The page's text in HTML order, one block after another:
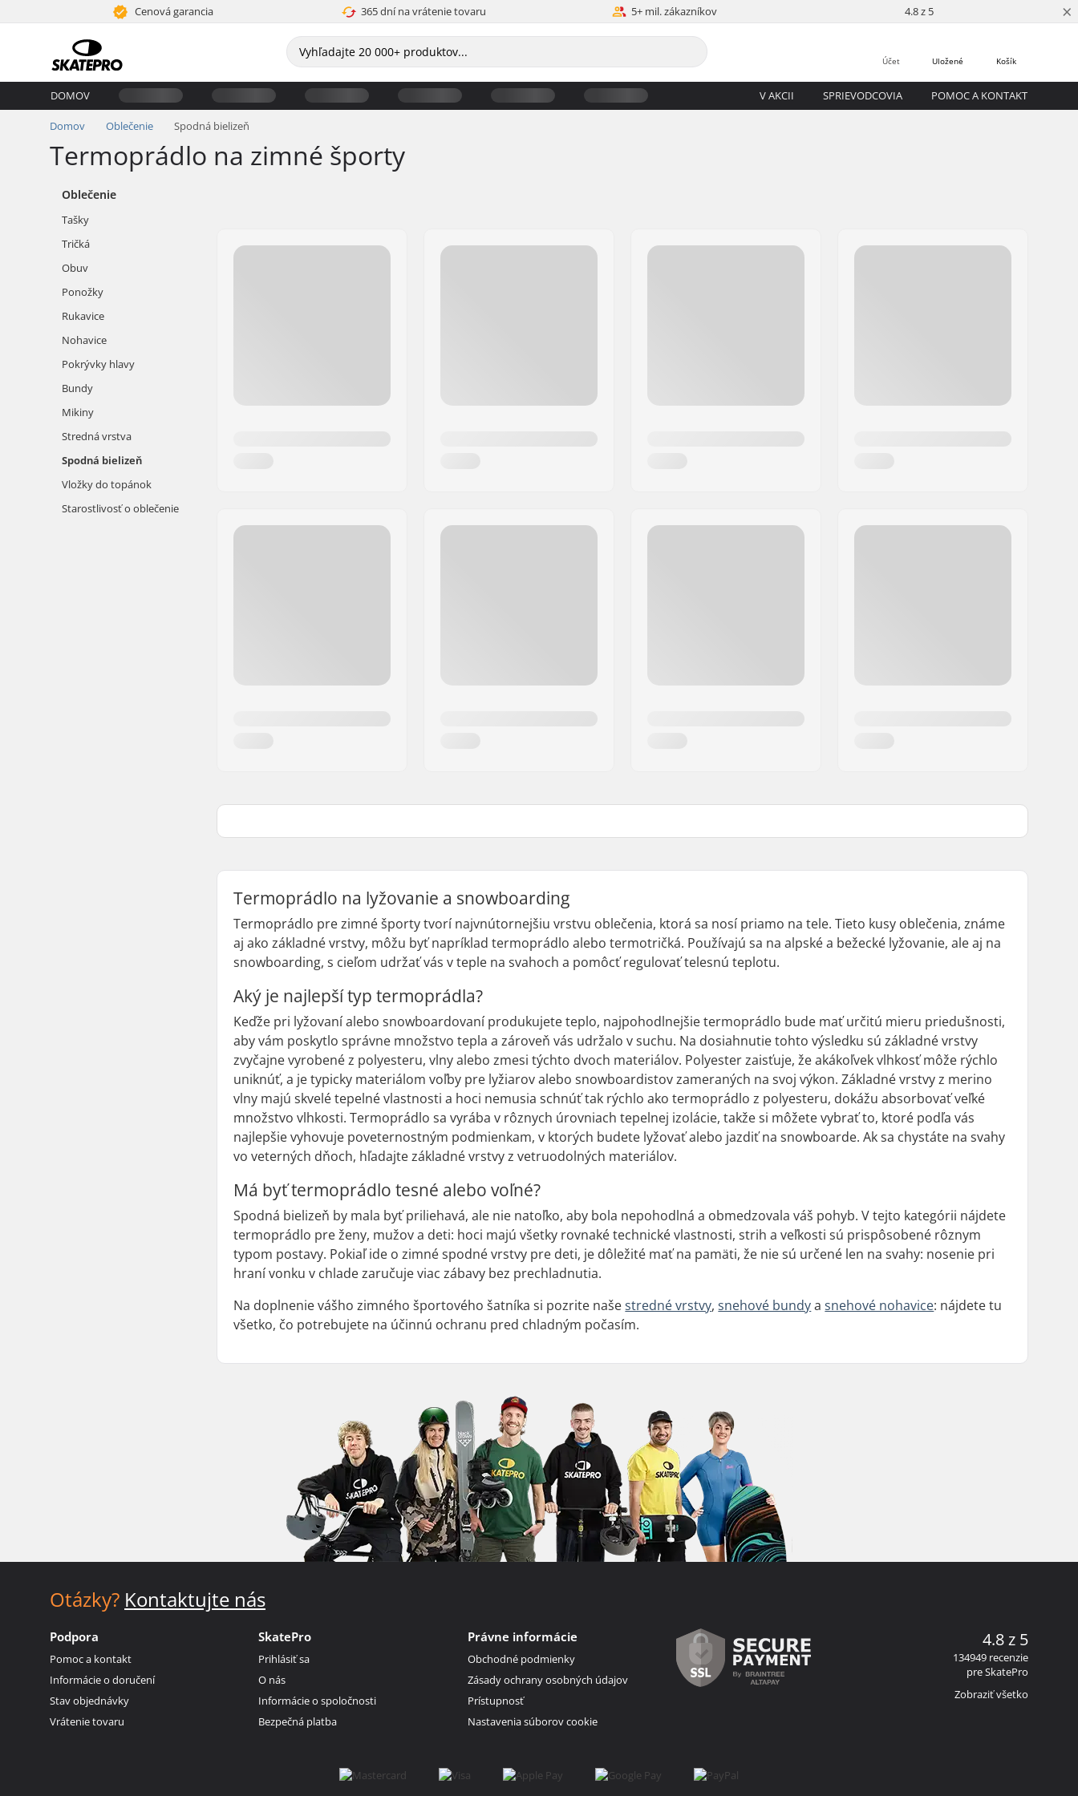
Cenová garancia 365 dní na vrátenie tovaru 5+ mil. zákazníkov 4.8 z 5 ×
Košík
Uložené
Účet
DOMOV V AKCII SPRIEVODCOVIA POMOC A KONTAKT
Domov Oblečenie Spodná bielizeň
Termoprádlo na zimné športy
Oblečenie
Tašky
Tričká
Obuv
Ponožky
Rukavice
Nohavice
Pokrývky hlavy
Bundy
Mikiny
Stredná vrstva
Spodná bielizeň
Vložky do topánok
Starostlivosť o oblečenie
Termoprádlo na lyžovanie a snowboarding
Termoprádlo pre zimné športy tvorí najvnútornejšiu vrstvu oblečenia, ktorá sa nosí priamo na tele. Tieto kusy oblečenia, známe
aj ako základné vrstvy, môžu byť napríklad termoprádlo alebo termotričká. Používajú sa na alpské a bežecké lyžovanie, ale aj na
snowboarding, s cieľom udržať vás v teple na svahoch a pomôcť regulovať telesnú teplotu.
Aký je najlepší typ termoprádla?
Keďže pri lyžovaní alebo snowboardovaní produkujete teplo, najpohodlnejšie termoprádlo bude mať určitú mieru priedušnosti,
aby vám poskytlo správne množstvo tepla a zároveň vás udržalo v suchu. Na dosiahnutie tohto výsledku sú základné vrstvy
zvyčajne vyrobené z polyesteru, vlny alebo zmesi týchto dvoch materiálov. Polyester zaisťuje, že akákoľvek vlhkosť môže rýchlo
uniknúť, a je typicky materiálom voľby pre lyžiarov alebo snowboardistov zameraných na svoj výkon. Základné vrstvy z merino
vlny majú skvelé tepelné vlastnosti a hoci nemusia schnúť tak rýchlo ako termoprádlo z polyesteru, dokážu absorbovať veľké
množstvo vlhkosti. Termoprádlo sa vyrába v rôznych úrovniach tepelnej izolácie, takže si môžete vybrať to, ktoré podľa vás
najlepšie vyhovuje poveternostným podmienkam, v ktorých budete lyžovať alebo jazdiť na snowboarde. Ak sa chystáte na svahy
vo veterných dňoch, hľadajte základné vrstvy z vetruodolných materiálov.
Má byť termoprádlo tesné alebo voľné?
Spodná bielizeň by mala byť priliehavá, ale nie natoľko, aby bola nepohodlná a obmedzovala váš pohyb. V tejto kategórii nájdete
termoprádlo pre ženy, mužov a deti: hoci majú všetky rovnaké technické vlastnosti, strih a veľkosti sú prispôsobené rôznym
typom postavy. Pokiaľ ide o zimné spodné vrstvy pre deti, je dôležité mať na pamäti, že nie sú určené len na svahy: nosenie pri
hraní vonku v chlade zaručuje viac zábavy bez prechladnutia.
Na doplnenie vášho zimného športového šatníka si pozrite našestredné vrstvy,snehové bundyasnehové nohavice: nájdete tu
všetko, čo potrebujete na účinnú ochranu pred chladným počasím.
Otázky? Kontaktujte nás
Podpora
Pomoc a kontakt
Informácie o doručení
Stav objednávky
Vrátenie tovaru
SkatePro
Prihlásiť sa
O nás
Informácie o spoločnosti
Bezpečná platba
Právne informácie
Obchodné podmienky
Zásady ochrany osobných údajov
Prístupnosť
Nastavenia súborov cookie
4.8 z 5
134949 recenzie
pre SkatePro
Zobraziť všetko